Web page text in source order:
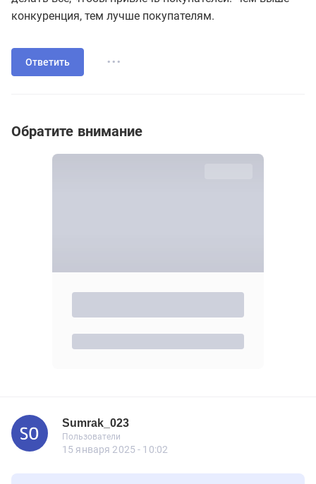
конкуренция, тем лучше покупателям.
Ответить ...
Обратите внимание
Sumrak_023
Sumrak_023
Пользователи
Новичок
Пользователи
2 сообщений
15 января 2025 - 10:02